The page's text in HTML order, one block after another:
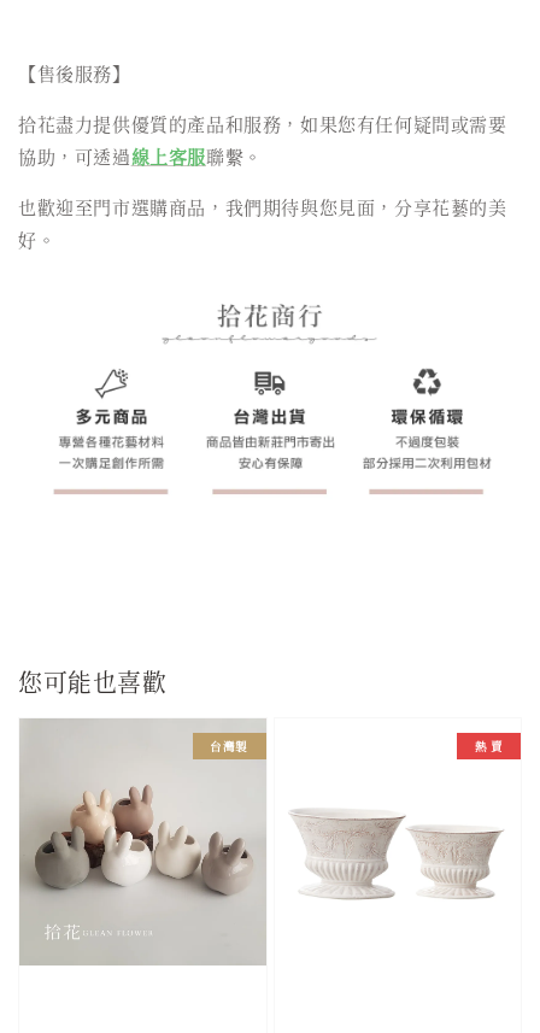
【售後服務】
拾花盡力提供優質的產品和服務，如果您有任何疑問或需要
協助，可透過線上客服聯繫。
也歡迎至門市選購商品，我們期待與您見面，分享花藝的美
好。
您可能也喜歡
台灣製 熱 賣